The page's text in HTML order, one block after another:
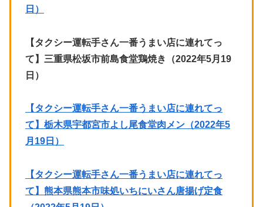
日）
【タクシー運転手さん一番うまい店に連れてっ
て】三重県松坂市前島食堂鶏焼き（2022年5月19
日）
【タクシー運転手さん一番うまい店に連れてっ
て】栃木県宇都宮市よし尾食堂肉メン（2022年5
月19日）
【タクシー運転手さん一番うまい店に連れてっ
て】熊本県熊本市味処いちにいさん唐揚げ定食